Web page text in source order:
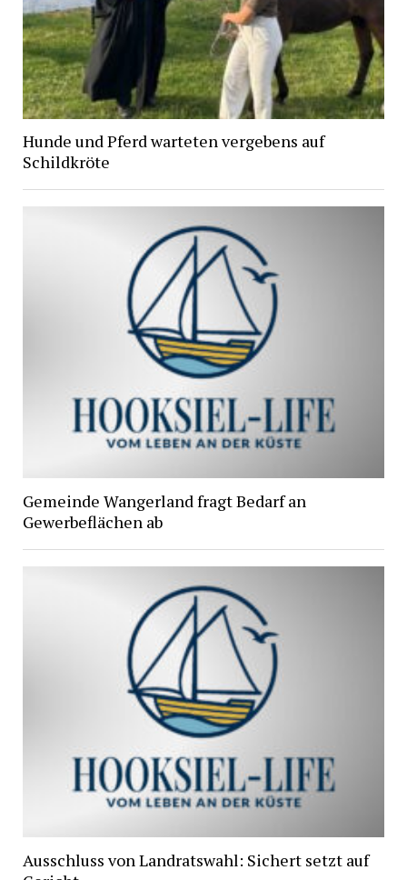
Hunde und Pferd warteten vergebens auf
Schildkröte
Gemeinde Wangerland fragt Bedarf an
Gewerbeflächen ab
Ausschluss von Landratswahl: Sichert setzt auf